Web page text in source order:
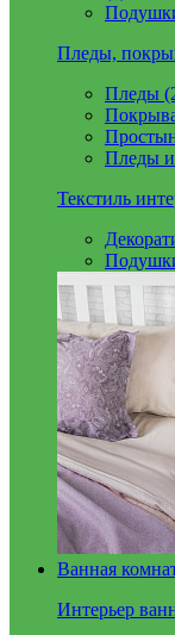
Пледы,
Пледы
Пледы и
Текстиль
Ванная
Интерьер